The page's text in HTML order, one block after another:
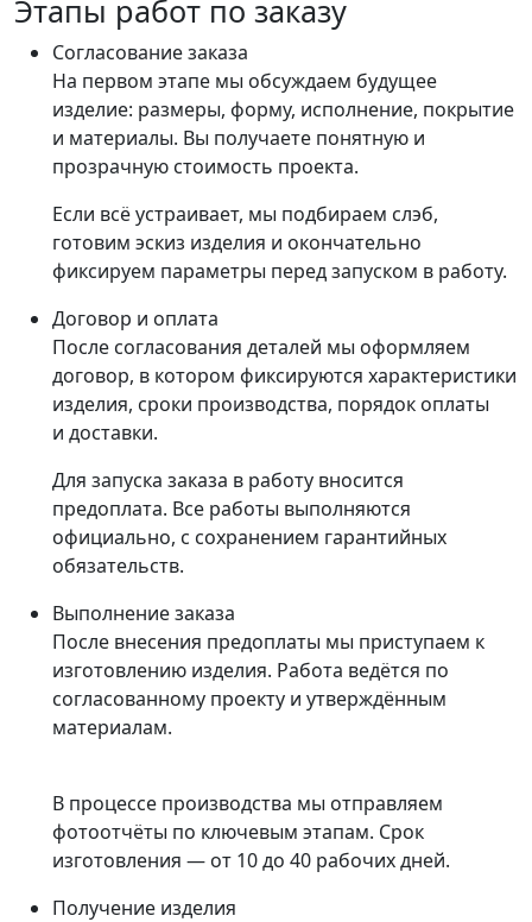
Этапы работ по заказу
Согласование заказа
На первом этапе мы обсуждаем будущее
изделие: размеры, форму, исполнение, покрытие
и материалы. Вы получаете понятную и
прозрачную стоимость проекта.
Если всё устраивает, мы подбираем слэб,
готовим эскиз изделия и окончательно
фиксируем параметры перед запуском в работу.
Договор и оплата
После согласования деталей мы оформляем
договор, в котором фиксируются характеристики
изделия, сроки производства, порядок оплаты
и доставки.
Для запуска заказа в работу вносится
предоплата. Все работы выполняются
официально, с сохранением гарантийных
обязательств.
Выполнение заказа
После внесения предоплаты мы приступаем к
изготовлению изделия. Работа ведётся по
согласованному проекту и утверждённым
материалам.
В процессе производства мы отправляем
фотоотчёты по ключевым этапам. Срок
изготовления — от 10 до 40 рабочих дней.
Получение изделия